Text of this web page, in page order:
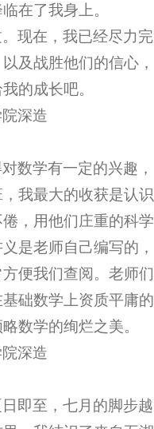
在了我身上。
现在，我已经尽力完
及战胜他们的信心，
的成长吧。
深造
数学有一定的兴趣，
我最大的收获是认识
，用他们庄重的科学
是老师自己编写的，
便我们查阅。老师们
础数学上资质平庸的
数学的绚烂之美。
深造
即至，七月的脚步越